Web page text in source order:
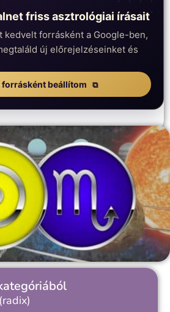
friss asztrológiai írásait
kedvelt forrásként a Google-ben,
új előrejelzéseinket és
forrásként beállítom